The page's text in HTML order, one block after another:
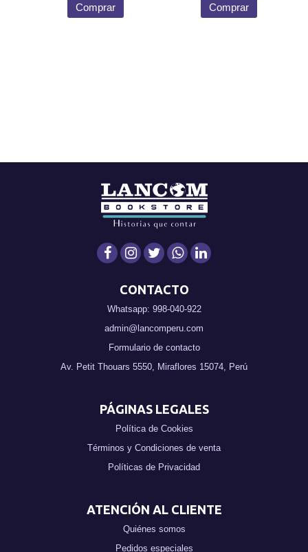
Comprar Comprar
CONTACTO
Whatsapp: 998-040-922
admin@lancomperu.com
Formulario de contacto
Av. Petit Thouars 5550, Miraflores 15074, Perú
PÁGINAS LEGALES
Política de Cookies
Términos y Condiciones de venta
Políticas de Privacidad
ATENCIÓN AL CLIENTE
Quiénes somos
Pedidos especiales